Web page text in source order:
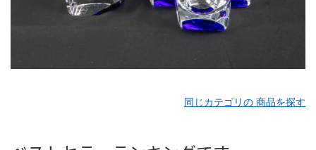
同じカテゴリの 商品を探す